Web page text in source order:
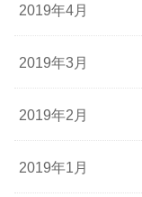
2019年4月
2019年3月
2019年2月
2019年1月